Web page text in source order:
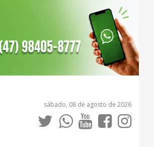
sábado, 08 de agosto de 2026